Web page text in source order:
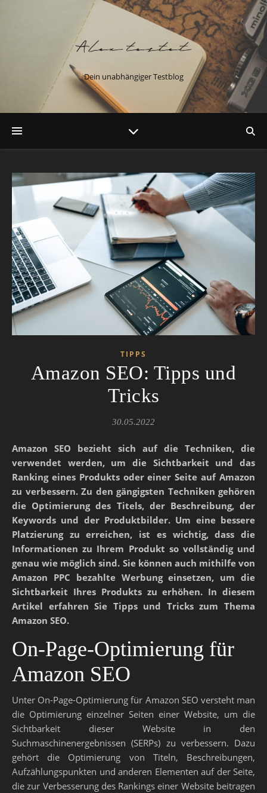
Dein unabhängiger Testblog
TIPPS
Amazon SEO: Tipps und
Tricks
30.05.2022
Amazon SEO bezieht sich auf die Techniken, die
verwendet werden, um die Sichtbarkeit und das
Ranking eines Produkts oder einer Seite auf Amazon
zu verbessern. Zu den gängigsten Techniken gehören
die Optimierung des Titels, der Beschreibung, der
Keywords und der Produktbilder. Um eine bessere
Platzierung zu erreichen, ist es wichtig, dass die
Informationen zu Ihrem Produkt so vollständig und
genau wie möglich sind. Sie können auch mithilfe von
Amazon PPC bezahlte Werbung einsetzen, um die
Sichtbarkeit Ihres Produkts zu erhöhen. In diesem
Artikel erfahren Sie Tipps und Tricks zum Thema
Amazon SEO.
On-Page-Optimierung für
Amazon SEO
Unter On-Page-Optimierung für Amazon SEO versteht man
die Optimierung einzelner Seiten einer Website, um die
Sichtbarkeit dieser Website in den
Suchmaschinenergebnissen (SERPs) zu verbessern. Dazu
gehört die Optimierung von Titeln, Beschreibungen,
Aufzählungspunkten und anderen Elementen auf der Seite,
die zur Verbesserung des Rankings einer Website beitragen